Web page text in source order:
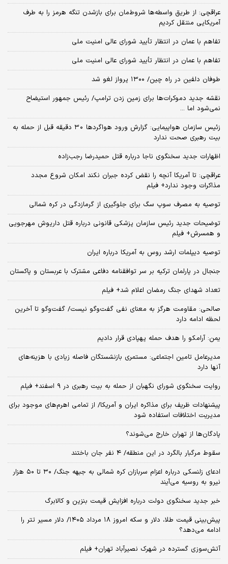
عراقچی: از طریق واسطه‌ها شروط‌مان برای بازشدن تنگه هرمز را به طرف
آمریکایی منتقل کردیم
تفاهم با عمان در انتظار تأیید شورای عالی امنیت ملی
تفاهم با عمان در انتظار تأیید شورای عالی امنیت ملی
طوفان دلفین در راه چین/ ۱۳۰۰ پرواز لغو شد
نقشه جدید دموکرات‌ها برای زمین زدن ترامپ/ رئیس جمهور استیضاح
نمی‌شود اما ...
زئیس سازمان هواپیمایی: گزارش ورود هواگردها ٣٠ دقیقه قبل از حمله به
بیت رهبری صحت ندارد
اظهارات جدید سخنگوی ناجا درباره قتل حمیدرضا رجب‌زاده
عراقچی: تا آمریکا آنچه را نقض کرده جبران نکند امکان شروع مجدد
مذاکرات وجود ندارد+ فیلم
توصیه به مصرف سوپ سگ برای جلوگیری از گرمازدگی در کره شمالی
توضیحات جدید رئیس سازمان پزشکی قانونی درباره قتل داریوش مهرجویی
و همسرش+ فیلم
توصیه دیپلمات ارشد روس به آمریکا درباره ایران
جنجال در پارلمان ترکیه بر سر توافقنامه دفاعی مشترک با عربستان و پاکستان
تعداد شهدای جنگ رمضان اعلام شد+ فیلم
صالحی: مقاومت هرگز به معنای نفی گفت‌وگو نیست/ گفت‌وگو تا آخرین
لحظه ادامه دارد
یمن: آرامکو را هدف حمله پهپادی قرار دادیم
مدیرعامل تامین اجتماعی: مستمری بازنشستگان فاصله زیادی با هزینه‌های
آنها دارد
روایت سخنگوی شورای نگهبان از حمله به بیت رهبری در ۹ اسفند+ فیلم
پیشنهادات ظریف برای مذاکره ایران و آمریکا/ از تمامی اهرم‌های موجود برای
مدیریت اختلافات استفاده شود
پادگان‌ها از تهران خارج می‌شوند؟
سقوط مرگبار بالگرد در این منطقه/ ۴ نفر جان باختند
ادعای زلنسکی درباره اعزام سربازان کره شمالی به جبهه جنگ/ ۳۰ تا ۵۰ هزار
نیرو به روسیه می‌آیند
خبر جدید سخنگوی دولت درباره افزایش قیمت بنزین و کالابرگ
پیش‌بینی قیمت طلا، دلار و سکه امروز ۱۸ مرداد ۱۴۰۵/ دلار مسیر تتر را
ادامه می‌دهد؟
آتش‌سوزی گسترده در شهرک نصیرآباد تهران+ فیلم